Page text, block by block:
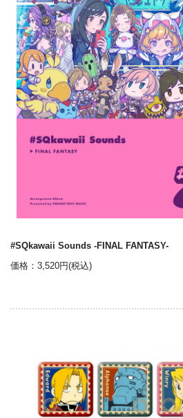
#SQkawaii Sounds -FINAL FANTASY-
価格：3,520円(税込)